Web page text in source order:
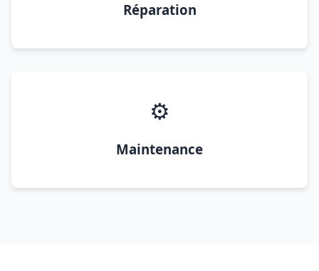
Réparation
⚙️
Maintenance